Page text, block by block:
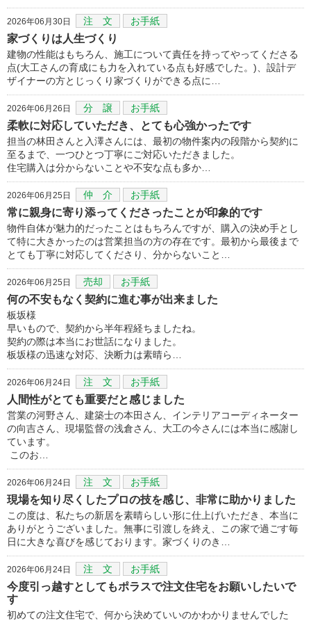
2026年06月30日 注 文 お手紙
家づくりは人生づくり
建物の性能はもちろん、施工について責任を持ってやってくださる
点(大工さんの育成にも力を入れている点も好感でした。)、設計デ
ザイナーの方とじっくり家づくりができる点に…
2026年06月26日 分 譲 お手紙
柔軟に対応していただき、とても心強かったです
担当の林田さんと入澤さんには、最初の物件案内の段階から契約に
至るまで、一つひとつ丁寧にご対応いただきました。
住宅購入は分からないことや不安な点も多か…
2026年06月25日 仲 介 お手紙
常に親身に寄り添ってくださったことが印象的です
物件自体が魅力的だったことはもちろんですが、購入の決め手とし
て特に大きかったのは営業担当の方の存在です。最初から最後まで
とても丁寧に対応してくださり、分からないこと…
2026年06月25日 売却 お手紙
何の不安もなく契約に進む事が出来ました
板坂様
早いもので、契約から半年程経ちましたね。
契約の際は本当にお世話になりました。
板坂様の迅速な対応、決断力は素晴ら…
2026年06月24日 注 文 お手紙
人間性がとても重要だと感じました
営業の河野さん、建築士の本田さん、インテリアコーディネーター
の向吉さん、現場監督の浅倉さん、大工の今さんには本当に感謝し
ています。
このお…
2026年06月24日 注 文 お手紙
現場を知り尽くしたプロの技を感じ、非常に助かりました
この度は、私たちの新居を素晴らしい形に仕上げいただき、本当に
ありがとうございました。無事に引渡しを終え、この家で過ごす毎
日に大きな喜びを感じております。家づくりのき…
2026年06月24日 注 文 お手紙
今度引っ越すとしてもポラスで注文住宅をお願いしたいで
す
初めての注文住宅で、何から決めていいのかわかりませんでした